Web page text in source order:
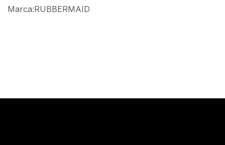
Marca:RUBBERMAID